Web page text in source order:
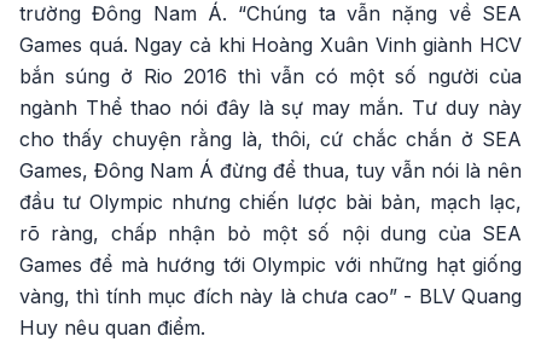
trường Đông Nam Á. “Chúng ta vẫn nặng về SEA
Games quá. Ngay cả khi Hoàng Xuân Vinh giành HCV
bắn súng ở Rio 2016 thì vẫn có một số người của
ngành Thể thao nói đây là sự may mắn. Tư duy này
cho thấy chuyện rằng là, thôi, cứ chắc chắn ở SEA
Games, Đông Nam Á đừng để thua, tuy vẫn nói là nên
đầu tư Olympic nhưng chiến lược bài bản, mạch lạc,
rõ ràng, chấp nhận bỏ một số nội dung của SEA
Games để mà hướng tới Olympic với những hạt giống
vàng, thì tính mục đích này là chưa cao” - BLV Quang
Huy nêu quan điểm.